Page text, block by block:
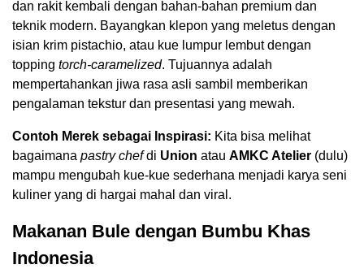
dan rakit kembali dengan bahan-bahan premium dan
teknik modern. Bayangkan klepon yang meletus dengan
isian krim pistachio, atau kue lumpur lembut dengan
topping torch-caramelized. Tujuannya adalah
mempertahankan jiwa rasa asli sambil memberikan
pengalaman tekstur dan presentasi yang mewah.
Contoh Merek sebagai Inspirasi: Kita bisa melihat
bagaimana pastry chefdi Union atau AMKC Atelier (dulu)
mampu mengubah kue-kue sederhana menjadi karya seni
kuliner yang di hargai mahal dan viral.
Makanan Bule dengan Bumbu Khas
Indonesia